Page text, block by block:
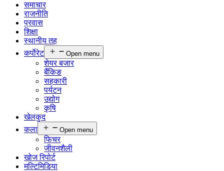
समाचार
राजनीति
प्रवास
शिक्षा
स्थानीय तह
कर्पाेरेट
Open menu
शेयर बजार
बैंकिङ
सहकारी
पर्यटन
उद्योग
कृषि
खेलकुद
कला
Open menu
फिचर
जीवनशैली
खोज रिपोर्ट
मल्टिमिडिया